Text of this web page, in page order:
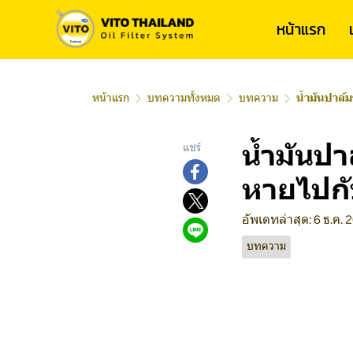
หน้าแรก
หน้าแรก บทความทั้งหมด บทความ น้ำมันปาล์
แชร์
น้ำมันป
หายไป
อัพเดทล่าสุด: 6 ธ.ค.
บทความ